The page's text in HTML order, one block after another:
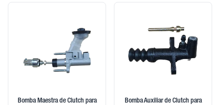
Bomba Maestra de Clutch para
Bomba Auxiliar de Clutch para